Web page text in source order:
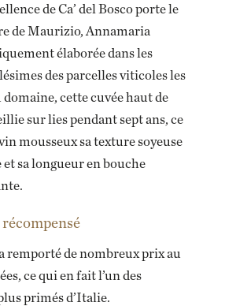
de Ca’ del Bosco porte le
de Maurizio, Annamaria
élaborée dans les
des parcelles viticoles les
cette cuvée haut de
sur lies pendant sept ans, ce
mousseux sa texture soyeuse
sa longueur en bouche
a remporté de nombreux prix au
ce qui en fait l’un des
primés d’Italie.